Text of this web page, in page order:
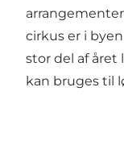
cirkus er i
stor del af året
kan bruges til